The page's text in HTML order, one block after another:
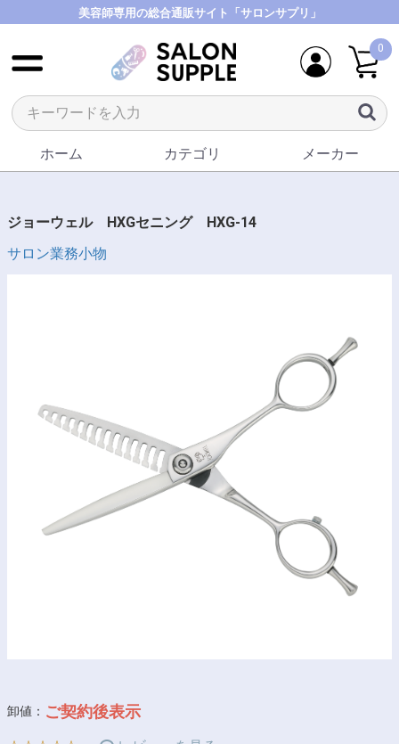
美容師専用の総合通販サイト「サロンサプリ」
0
ホーム カテゴリ メーカー
ジョーウェル HXGセニング HXG-14
サロン業務小物
卸値： ご契約後表示